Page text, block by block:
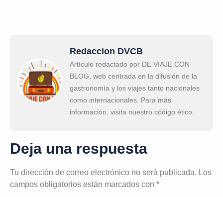
Redaccion DVCB
Artículo redactado por DE VIAJE CON
BLOG, web centrada en la difusión de la
gastronomía y los viajes tanto nacionales
como internacionales. Para más
información, visita nuestro código ético.
Deja una respuesta
Tu dirección de correo electrónico no será publicada. Los
campos obligatorios están marcados con *